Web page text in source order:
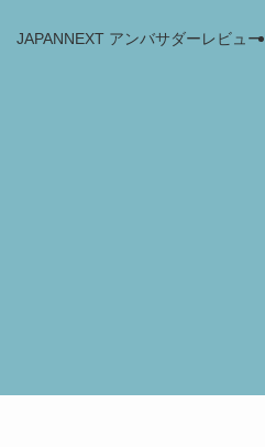
JAPANNEXT アンバサダーレビュー